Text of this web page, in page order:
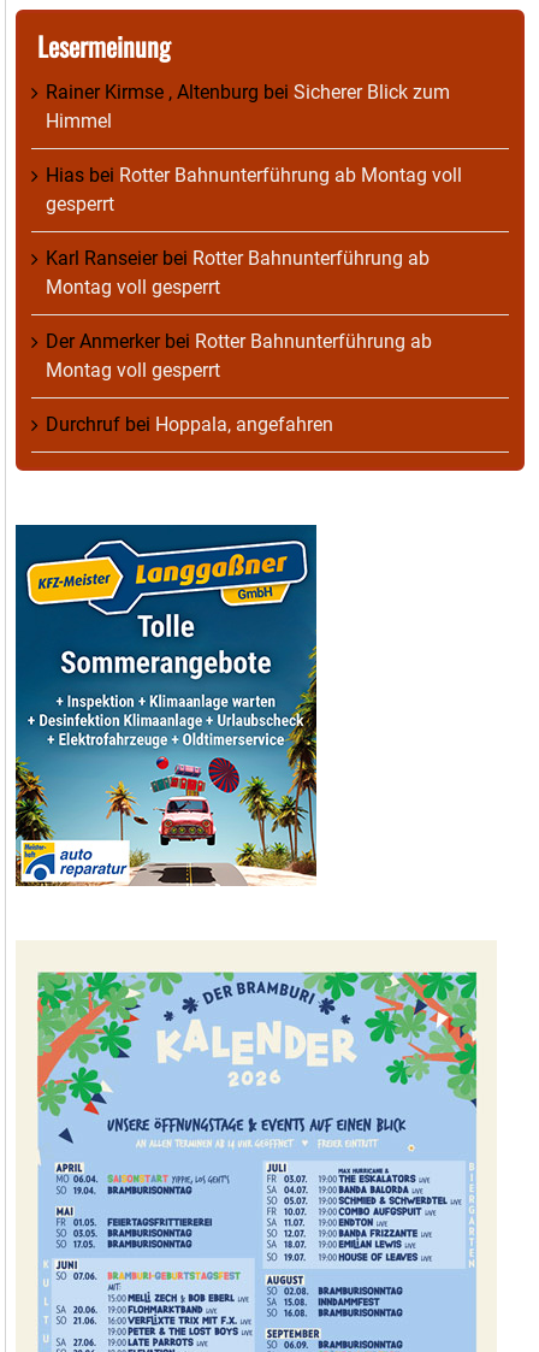
Lesermeinung
Rainer Kirmse , Altenburg bei Sicherer Blick zum
Himmel
Hias bei Rotter Bahnunterführung ab Montag voll
gesperrt
Karl Ranseierbei Rotter Bahnunterführung ab
Montag voll gesperrt
Der Anmerkerbei Rotter Bahnunterführung ab
Montag voll gesperrt
Durchruf bei Hoppala, angefahren